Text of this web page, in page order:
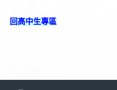
回高中生專區